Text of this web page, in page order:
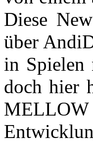
Diese
über
in Spielen
doch hier